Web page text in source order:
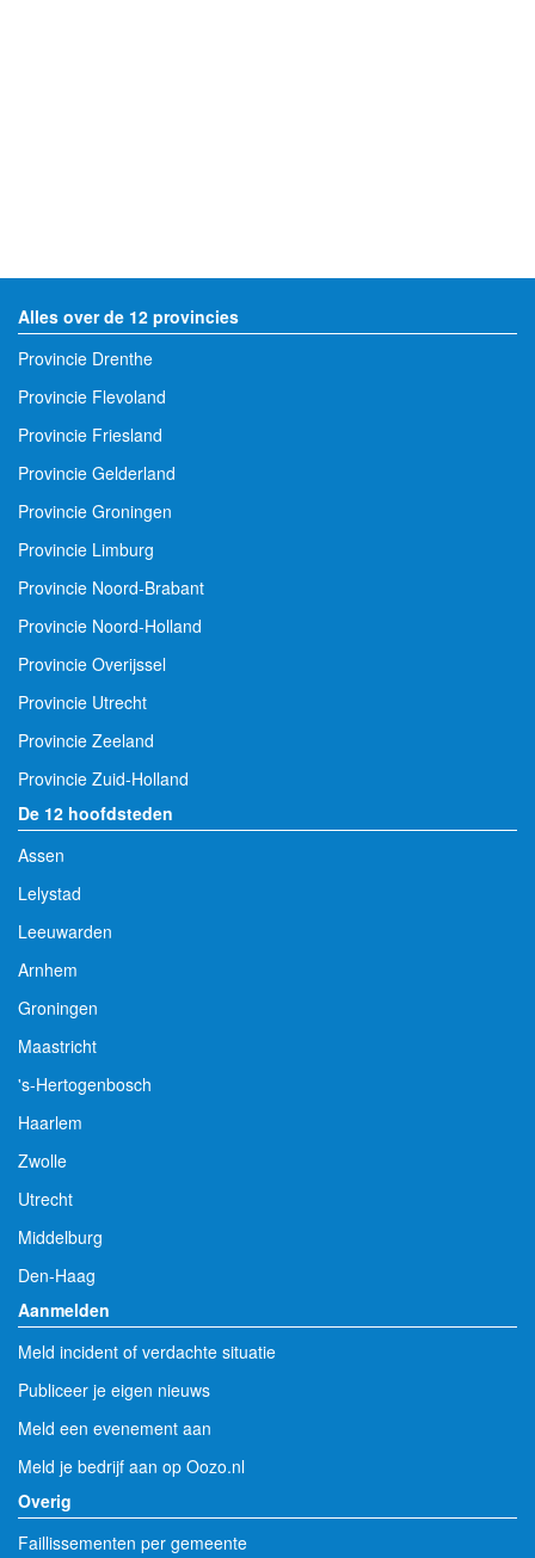
Alles over de 12 provincies
Provincie Drenthe
Provincie Flevoland
Provincie Friesland
Provincie Gelderland
Provincie Groningen
Provincie Limburg
Provincie Noord-Brabant
Provincie Noord-Holland
Provincie Overijssel
Provincie Utrecht
Provincie Zeeland
Provincie Zuid-Holland
De 12 hoofdsteden
Assen
Lelystad
Leeuwarden
Arnhem
Groningen
Maastricht
's-Hertogenbosch
Haarlem
Zwolle
Utrecht
Middelburg
Den-Haag
Aanmelden
Meld incident of verdachte situatie
Publiceer je eigen nieuws
Meld een evenement aan
Meld je bedrijf aan op Oozo.nl
Overig
Faillissementen per gemeente